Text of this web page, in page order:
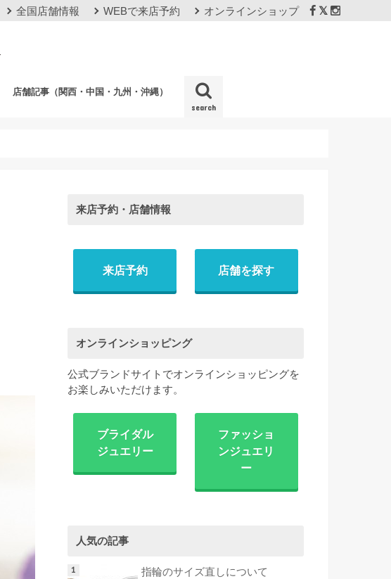
全国店舗情報 WEBで来店予約 オンラインショップ
search
店舗記事（関西・中国・九州・沖縄）
来店予約・店舗情報
来店予約 店舗を探す
オンラインショッピング
公式ブランドサイトでオンラインショッピングを
お楽しみいただけます。
ブライダル
ジュエリー
ファッショ
ンジュエリ
ー
人気の記事
指輪のサイズ直しについて